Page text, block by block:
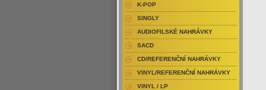
K-POP
SINGLY
AUDIOFILSKÉ NAHRÁVKY
SACD
CD/REFERENČNÍ NAHRÁVKY
VINYL/REFERENČNÍ NAHRÁVKY
VINYL / LP